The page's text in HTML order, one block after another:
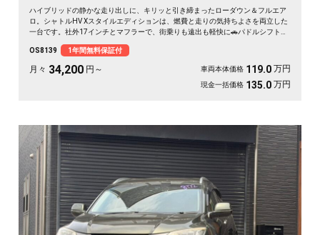
ハイブリッドの静かな走り出しに、キリッと引き締まったローダウン＆フルエア
ロ。シャトルHV Xスタイルエディションは、燃費と走りの気持ちよさを両立した
一台です。社外17インチとマフラーで、街乗りも遠出も軽快に🚗パドルシフトで
心。仕事帰りにふらっと寄り道、休日は荷物を積んでロングドライブへ✨走りに
こだわる方に《1年保証付》💫
OS8139 1年間無料保証付
月々 34,200 円～ 車両本体価格 119.0 万円
現金一括価格 135.0 万円